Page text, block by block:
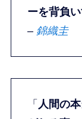
ーを背負
– 錦織圭
「 人間の